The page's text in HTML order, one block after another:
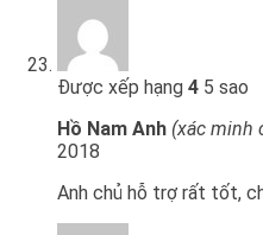
Được xếp hạng 4 5 sao
Hồ Nam Anh (xác minh
2018
Anh chủ hỗ trợ rất tốt,